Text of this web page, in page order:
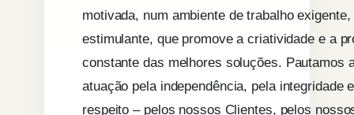
motivada, num ambiente de trabalho
estimulante, que promove a criatividade e a
constante das melhores soluções. Pautamos
atuação pela independência, pela integridade
respeito – pelos nossos Clientes, pelos